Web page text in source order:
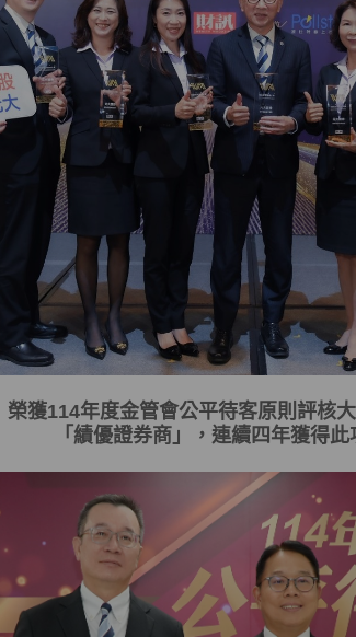
榮獲114年度金管會公平待客原則評核
「 績優證券商 」，連續四年獲得此